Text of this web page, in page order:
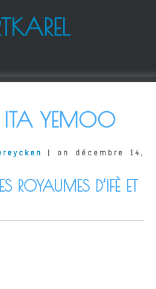
ITA YEMOO
| on décembre 14,
ROYAUMES D’IFÈ ET